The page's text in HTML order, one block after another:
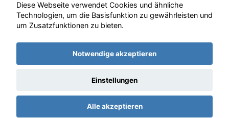
Copyright © 2026. Autohaus Bernd Lurz KG
Datenschutz Impressum AGB
Diese Webseite verwendet Cookies und ähnliche
Technologien, um die Basisfunktion zu gewährleisten und
um Zusatzfunktionen zu bieten.
Notwendige akzeptieren
Einstellungen
Alle akzeptieren